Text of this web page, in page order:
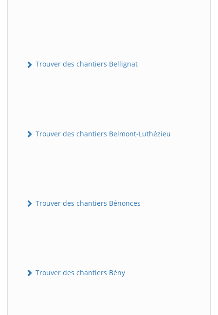
Trouver des chantiers Bellignat
Trouver des chantiers Belmont-Luthézieu
Trouver des chantiers Bénonces
Trouver des chantiers Bény